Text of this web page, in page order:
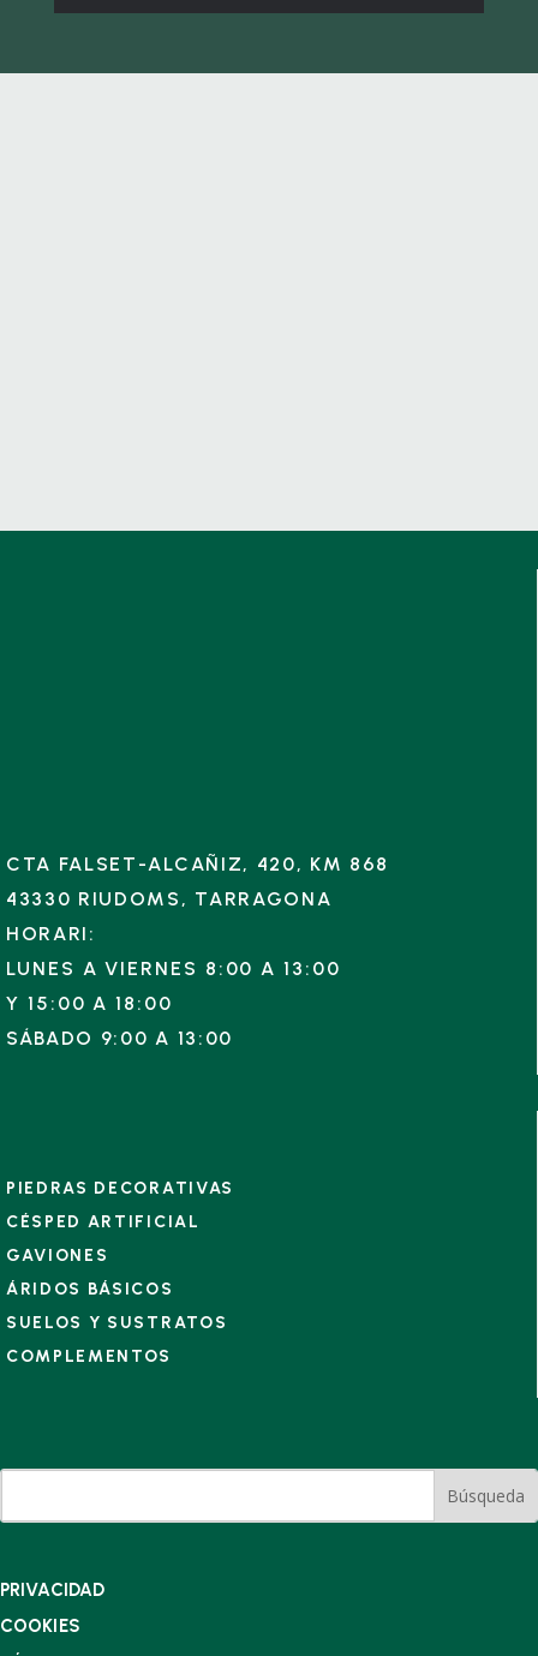
CTA FALSET-ALCAÑIZ, 420, KM 868
43330 RIUDOMS, TARRAGONA
HORARI:
LUNES A VIERNES 8:00 A 13:00
Y 15:00 A 18:00
SÁBADO 9:00 A 13:00
PIEDRAS DECORATIVAS
CÉSPED ARTIFICIAL
GAVIONES
ÁRIDOS BÁSICOS
SUELOS Y SUSTRATOS
COMPLEMENTOS
PRIVACIDAD
COOKIES